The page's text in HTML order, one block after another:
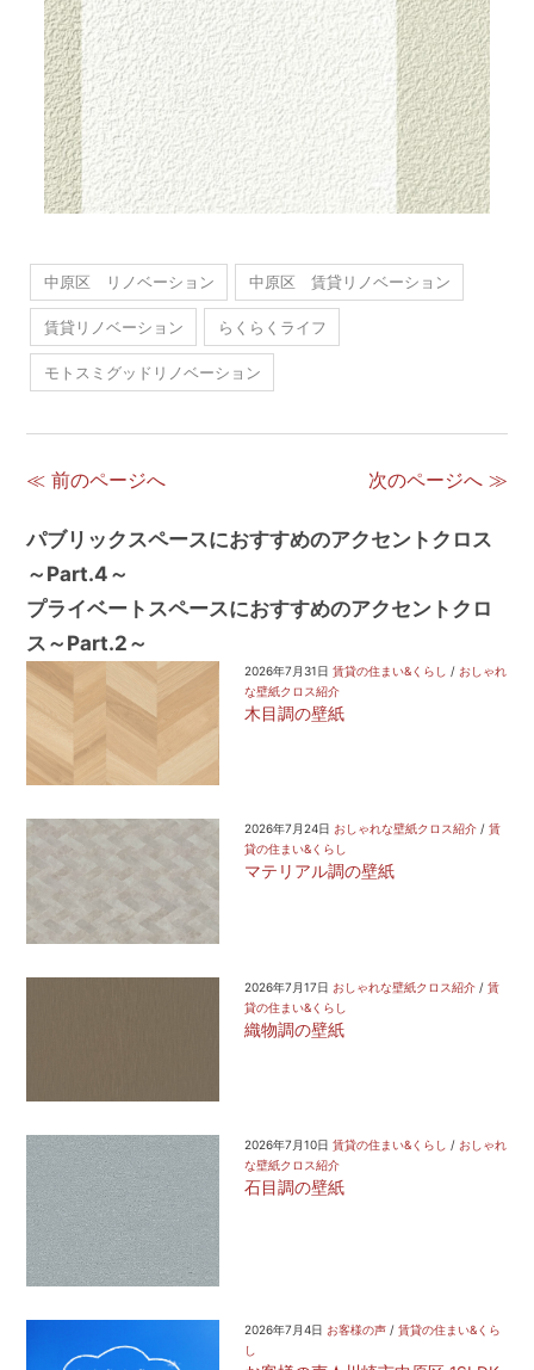
中原区 リノベーション 中原区 賃貸リノベーション
賃貸リノベーション らくらくライフ
モトスミグッドリノベーション
≪ 前のページへ 次のページへ ≫
パブリックスペースにおすすめのアクセントクロス
～Part.4～
プライベートスペースにおすすめのアクセントクロ
ス～Part.2～
2026年7月31日 賃貸の住まい&くらし / おしゃれ
な壁紙クロス紹介
木目調の壁紙
2026年7月24日 おしゃれな壁紙クロス紹介/ 賃
貸の住まい&くらし
マテリアル調の壁紙
2026年7月17日 おしゃれな壁紙クロス紹介/ 賃
貸の住まい&くらし
織物調の壁紙
2026年7月10日 賃貸の住まい&くらし / おしゃれ
な壁紙クロス紹介
石目調の壁紙
2026年7月4日 お客様の声/ 賃貸の住まい&くら
し